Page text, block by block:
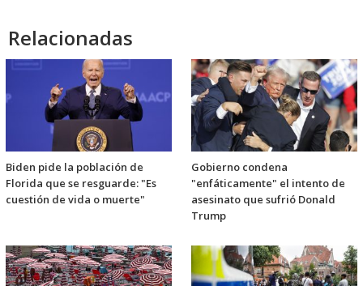
Relacionadas
Biden pide la población de
Florida que se resguarde: "Es
cuestión de vida o muerte"
Gobierno condena
"enfáticamente" el intento de
asesinato que sufrió Donald
Trump